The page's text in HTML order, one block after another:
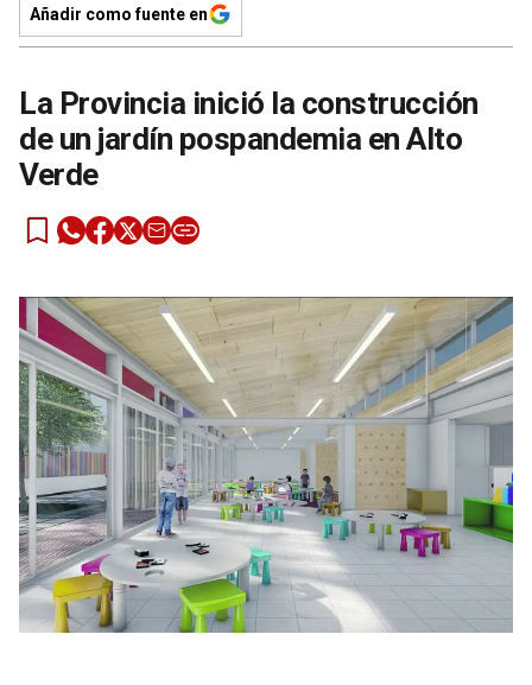
Añadir como fuente en
La Provincia inició la construcción
de un jardín pospandemia en Alto
Verde